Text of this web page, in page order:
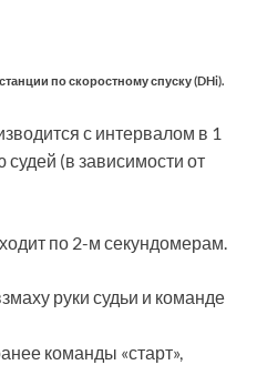
по скоростному спуску (DHi).
с интервалом в 1
(в зависимости от
по 2-м секундомерам.
руки судьи и команде
команды «старт»,